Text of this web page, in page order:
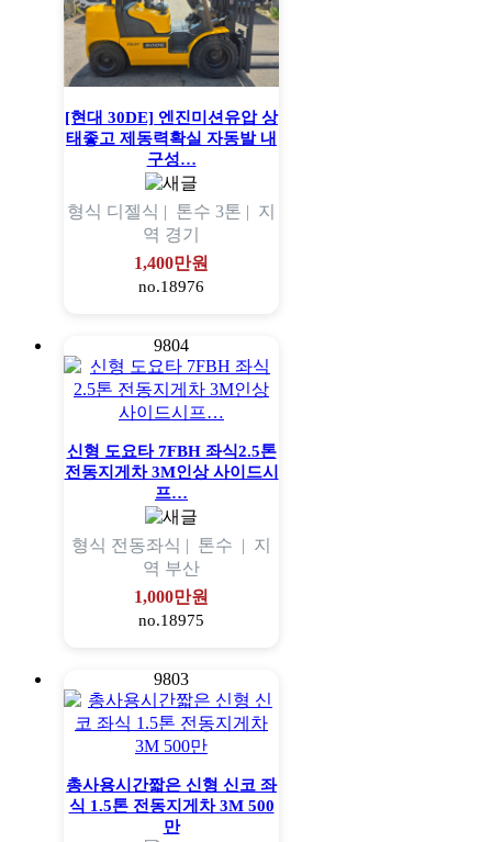
[현대 30DE] 엔진미션유압 상
태좋고 제동력확실 자동발 내
구성…
형식 디젤식 | 톤수 3톤 | 지
역 경기
1,400만원
no.18976
9804
신형 도요타 7FBH 좌식2.5톤
전동지게차 3M인상 사이드시
프…
형식 전동좌식 | 톤수 | 지
역 부산
1,000만원
no.18975
9803
총사용시간짧은 신형 신코 좌
식 1.5톤 전동지게차 3M 500
만